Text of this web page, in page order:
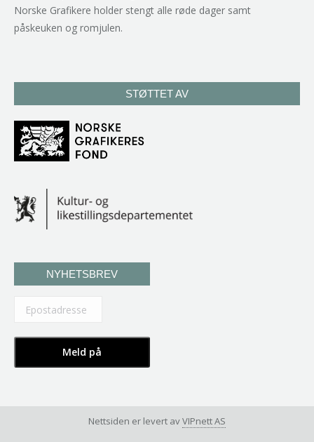
Norske Grafikere holder stengt alle røde dager samt
påskeuken og romjulen.
STØTTET AV
NYHETSBREV
Nettsiden er levert avVIPnett AS